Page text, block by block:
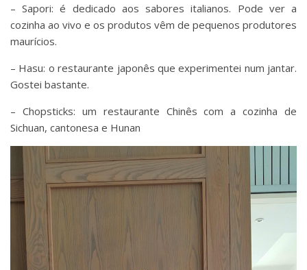
– Sapori: é dedicado aos sabores italianos. Pode ver a
cozinha ao vivo e os produtos vêm de pequenos produtores
maurícios.
– Hasu: o restaurante japonês que experimentei num jantar.
Gostei bastante.
– Chopsticks: um restaurante Chinês com a cozinha de
Sichuan, cantonesa e Hunan